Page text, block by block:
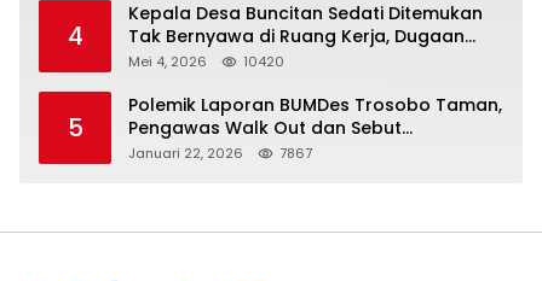
4
Kepala Desa Buncitan Sedati Ditemukan
Tak Bernyawa di Ruang Kerja, Dugaan
Bunuh Diri Menguat
Mei 4, 2026 10420
5
Polemik Laporan BUMDes Trosobo Taman,
Pengawas Walk Out dan Sebut
Kejanggalan
Januari 22, 2026 7867